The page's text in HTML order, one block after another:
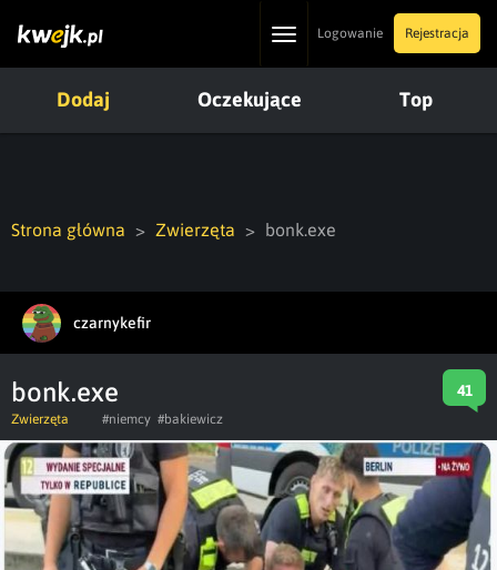
ToggleLogowanie Rejestracja
Dodaj Oczekujące Top
Strona główna Zwierzęta bonk.exe
czarnykefir
bonk.exe 41
Zwierzęta #niemcy #bakiewicz